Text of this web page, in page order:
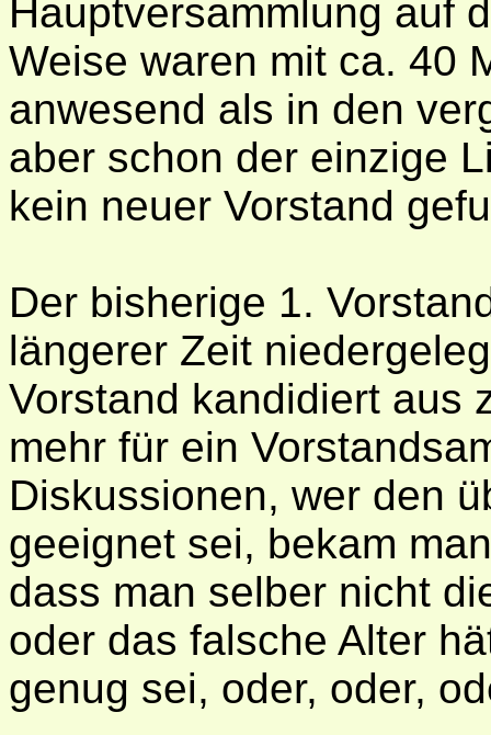
Hauptversammlung auf
Weise waren mit ca. 40
anwesend als in den
aber schon der einzige
kein neuer Vorstand
Der bisherige 1.
längerer Zeit
Vorstand kandidiert aus
mehr für ein
Diskussionen, wer den
geeignet sei, bekam
dass man selber nicht
oder das falsche Alter
genug sei, oder, oder,